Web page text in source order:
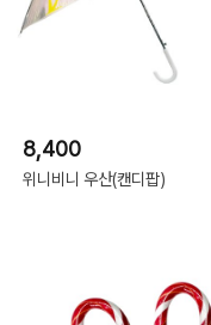
8,400
위니비니 우산(캔디팝)